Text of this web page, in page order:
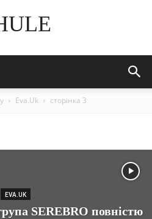
Eva.Uk сторінка 3
EVA.UK
SEREBRO повністю